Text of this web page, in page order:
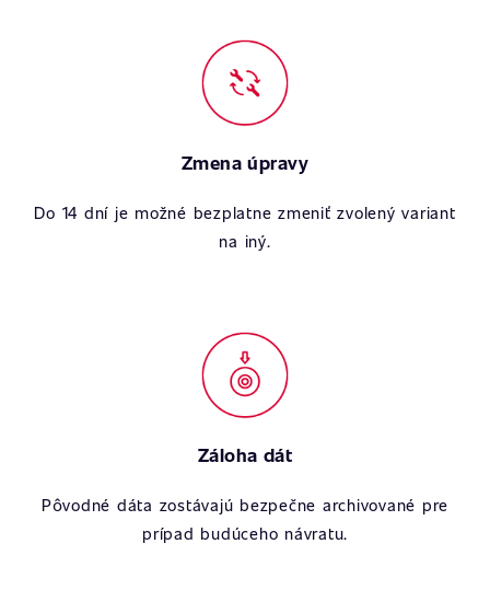
Zmena úpravy
Do 14 dní je možné bezplatne zmeniť zvolený variant
na iný.
Záloha dát
Pôvodné dáta zostávajú bezpečne archivované pre
prípad budúceho návratu.